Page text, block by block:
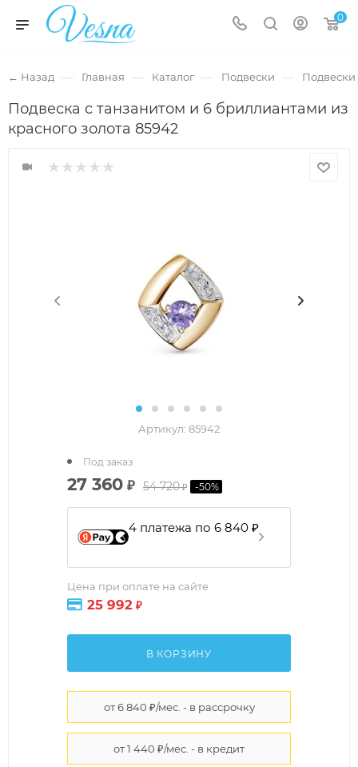
0
← Назад — Главная — Каталог — Подвески — Подвески
Подвеска с танзанитом и 6 бриллиантами из
красного золота 85942
Артикул: 85942
27 360 ₽ 54 720₽ -50%
4 платежа по 6 840 ₽
Цена при оплате на сайте
25 992 ₽
Под заказ
В КОРЗИНУ